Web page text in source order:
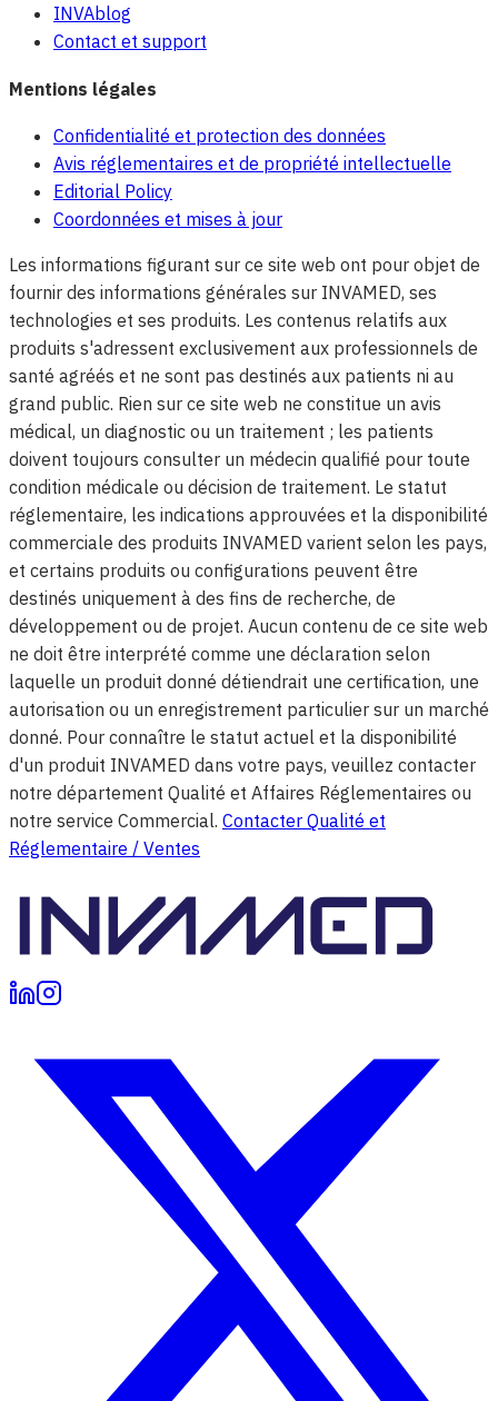
INVAblog
Contact et support
Mentions légales
Confidentialité et protection des données
Avis réglementaires et de propriété intellectuelle
Editorial Policy
Coordonnées et mises à jour
Les informations figurant sur ce site web ont pour objet de
fournir des informations générales sur INVAMED, ses
technologies et ses produits. Les contenus relatifs aux
produits s'adressent exclusivement aux professionnels de
santé agréés et ne sont pas destinés aux patients ni au
grand public. Rien sur ce site web ne constitue un avis
médical, un diagnostic ou un traitement ; les patients
doivent toujours consulter un médecin qualifié pour toute
condition médicale ou décision de traitement. Le statut
réglementaire, les indications approuvées et la disponibilité
commerciale des produits INVAMED varient selon les pays,
et certains produits ou configurations peuvent être
destinés uniquement à des fins de recherche, de
développement ou de projet. Aucun contenu de ce site web
ne doit être interprété comme une déclaration selon
laquelle un produit donné détiendrait une certification, une
autorisation ou un enregistrement particulier sur un marché
donné. Pour connaître le statut actuel et la disponibilité
d'un produit INVAMED dans votre pays, veuillez contacter
notre département Qualité et Affaires Réglementaires ou
notre service Commercial. Contacter Qualité et
Réglementaire / Ventes